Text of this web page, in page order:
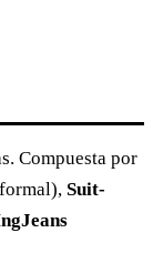
Compuesta por
Suit-